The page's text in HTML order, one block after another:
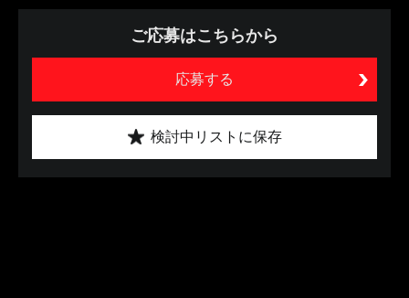
ご応募はこちらから
応募する
検討中リストに保存